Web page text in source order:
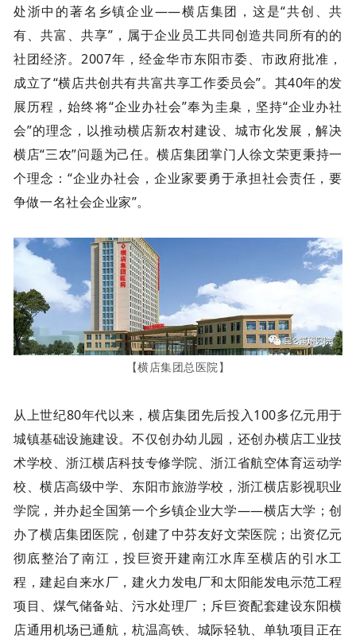
处浙中的著名乡镇企业——横店集团，这是“共创、共
有、共富、共享”，属于企业员工共同创造共同所有的的
社团经济。2007年，经金华市东阳市委、市政府批准，
成立了“横店共创共有共富共享工作委员会”。其40年的发
展历程，始终将“企业办社会”奉为圭臬，坚持“企业办社
会”的理念，以推动横店新农村建设、城市化发展，解决
横店“三农”问题为己任。横店集团掌门人徐文荣更秉持一
个理念：“企业办社会，企业家要勇于承担社会责任，要
争做一名社会企业家”。
【横店集团总医院】
从上世纪80年代以来，横店集团先后投入100多亿元用于
城镇基础设施建设。不仅创办幼儿园，还创办横店工业技
术学校、浙江横店科技专修学院、浙江省航空体育运动学
校、横店高级中学、东阳市旅游学校，浙江横店影视职业
学院，并办起全国第一个乡镇企业大学——横店大学；创
办了横店集团医院，创建了中芬友好文荣医院；出资亿元
彻底整治了南江，投巨资开建南江水库至横店的引水工
程，建起自来水厂，建火力发电厂和太阳能发电示范工程
项目、煤气储备站、污水处理厂；斥巨资配套建设东阳横
店通用机场已通航，杭温高铁、城际轻轨、单轨项目正在